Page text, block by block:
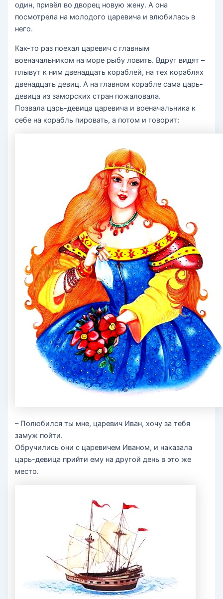
один, привёл во дворец новую жену. А она
посмотрела на молодого царевича и влюбилась в
него.
Как-то раз поехал царевич с главным
военачальником на море рыбу ловить. Вдруг видят –
плывут к ним двенадцать кораблей, на тех кораблях
двенадцать девиц. А на главном корабле сама царь-
девица из заморских стран пожаловала.
Позвала царь-девица царевича и военачальника к
себе на корабль пировать, а потом и говорит:
– Полюбился ты мне, царевич Иван, хочу за тебя
замуж пойти.
Обручились они с царевичем Иваном, и наказала
царь-девица прийти ему на другой день в это же
место.